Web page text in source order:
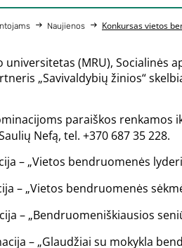
Naujienos Konkursas vietos
universitetas (MRU), Socialinės
„Savivaldybių žinios“
paraiškos renkamos
Nefą, tel. +370 687 35 228.
– „Vietos bendruomenės
– „Vietos bendruomenės
– „Bendruomeniškiausios
– „Glaudžiai su mokykla